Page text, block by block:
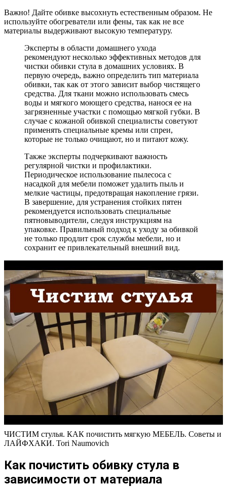
Важно! Дайте обивке высохнуть естественным образом. Не
используйте обогреватели или фены, так как не все
материалы выдерживают высокую температуру.
Эксперты в области домашнего ухода
рекомендуют несколько эффективных методов для
чистки обивки стула в домашних условиях. В
первую очередь, важно определить тип материала
обивки, так как от этого зависит выбор чистящего
средства. Для ткани можно использовать смесь
воды и мягкого моющего средства, нанося ее на
загрязненные участки с помощью мягкой губки. В
случае с кожаной обивкой специалисты советуют
применять специальные кремы или спреи,
которые не только очищают, но и питают кожу.
Также эксперты подчеркивают важность
регулярной чистки и профилактики.
Периодическое использование пылесоса с
насадкой для мебели поможет удалить пыль и
мелкие частицы, предотвращая накопление грязи.
В завершение, для устранения стойких пятен
рекомендуется использовать специальные
пятновыводители, следуя инструкциям на
упаковке. Правильный подход к уходу за обивкой
не только продлит срок службы мебели, но и
сохранит ее привлекательный внешний вид.
ЧИСТИМ стулья. КАК почистить мягкую МЕБЕЛЬ. Советы и
ЛАЙФХАКИ. Tori Naumovich
Как почистить обивку стула в
зависимости от материала